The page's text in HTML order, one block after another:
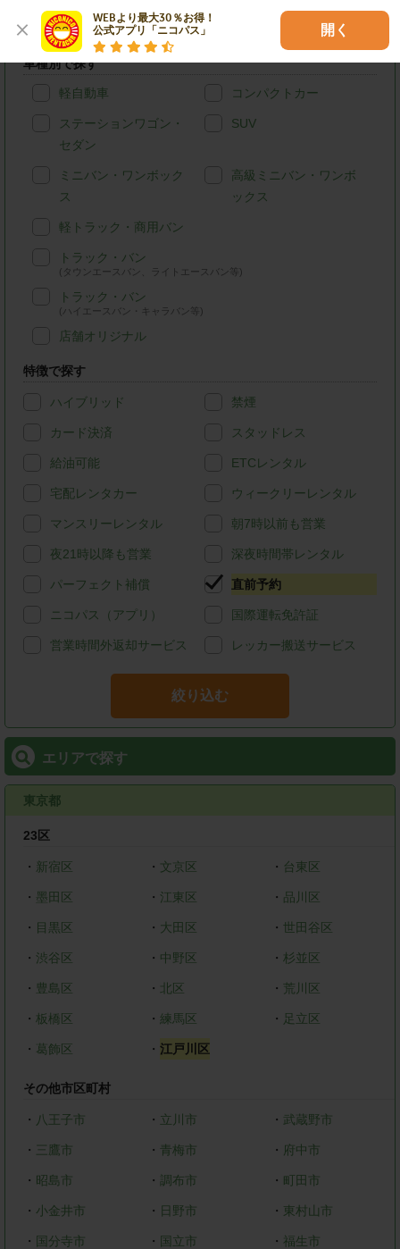
WEBより最大30％お得！
公式アプリ「ニコパス」
開く
江戸川区のニコニコレンタカーを条件検索
車種別で探す
軽自動車 コンパクトカー
ステーションワゴン・
セダン
SUV
ミニバン・ワンボック
ス
高級ミニバン・ワンボ
ックス
軽トラック・商用バン
トラック・バン
(タウンエースバン、ライトエースバン等)
トラック・バン
(ハイエースバン・キャラバン等)
店舗オリジナル
特徴で探す
ハイブリッド 禁煙
カード決済 スタッドレス
給油可能 ETCレンタル
宅配レンタカー ウィークリーレンタル
マンスリーレンタル 朝7時以前も営業
夜21時以降も営業 深夜時間帯レンタル
パーフェクト補償 直前予約
ニコパス（アプリ） 国際運転免許証
営業時間外返却サービス レッカー搬送サービス
絞り込む
エリアで探す
東京都
23区
・ 新宿区 ・ 文京区 ・ 台東区
・ 墨田区 ・ 江東区 ・ 品川区
・ 目黒区 ・ 大田区 ・世田谷区
・ 渋谷区 ・ 中野区 ・杉並区
・ 豊島区 ・ 北区 ・ 荒川区
・ 板橋区 ・ 練馬区 ・ 足立区
・ 葛飾区 ・ 江戸川区
その他市区町村
・ 八王子市 ・ 立川市 ・ 武蔵野市
・ 三鷹市 ・ 青梅市 ・ 府中市
・ 昭島市 ・ 調布市 ・ 町田市
・ 小金井市 ・ 日野市 ・ 東村山市
・ 国分寺市 ・ 国立市 ・ 福生市